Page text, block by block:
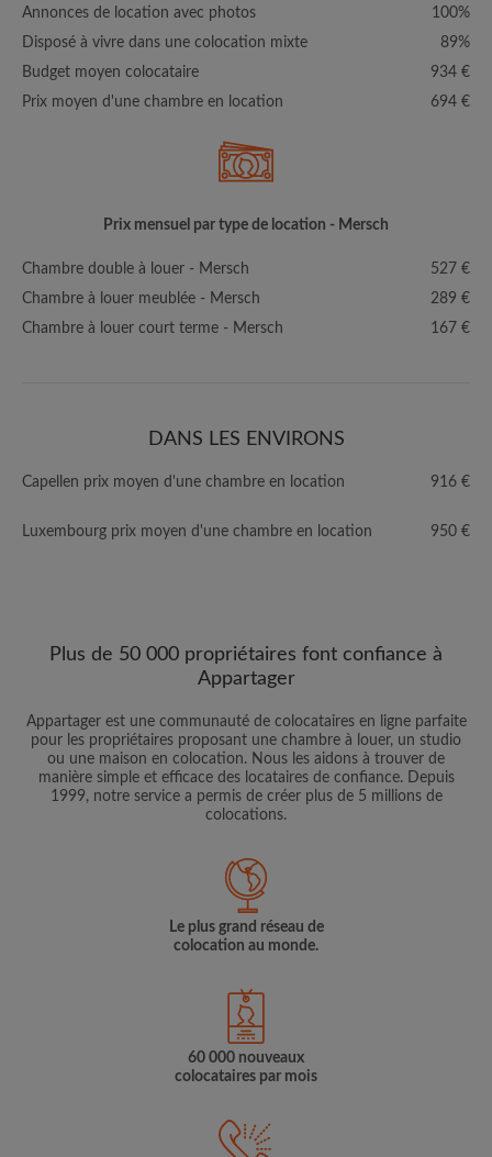
Annonces de location avec photos
100%
Disposé à vivre dans une colocation mixte
89%
Budget moyen colocataire
934 €
Prix moyen d'une chambre en location
694 €
Prix mensuel par type de location - Mersch
Chambre double à louer - Mersch
527 €
Chambre à louer meublée - Mersch
289 €
Chambre à louer court terme - Mersch
167 €
DANS LES ENVIRONS
Capellen prix moyen d'une chambre en location 916 €
Luxembourg prix moyen d'une chambre en location 950 €
Plus de 50 000 propriétaires font confiance à
Appartager
Appartager est une communauté de colocataires en ligne parfaite
pour les propriétaires proposant une chambre à louer, un studio
ou une maison en colocation. Nous les aidons à trouver de
manière simple et efficace des locataires de confiance. Depuis
1999, notre service a permis de créer plus de 5 millions de
colocations.
Le plus grand réseau de
colocation au monde.
60 000 nouveaux
colocataires par mois